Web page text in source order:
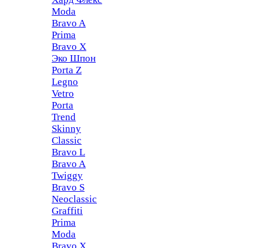
Moda
Bravo A
Prima
Bravo X
Эко Шпон
Porta Z
Legno
Vetro
Porta
Trend
Skinny
Classic
Bravo L
Bravo A
Twiggy
Bravo S
Neoclassic
Graffiti
Prima
Moda